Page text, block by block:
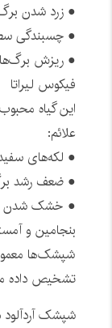
● زرد شدن
● چسبندگی
● ریزش
فیکوس لیراتا
این گیاه
علائم:
● لکه‌های
● ضعف رشد
● خشک شدن
بنجامین و
شپشک‌ها
تشخیص داده
شپشک آردآلود